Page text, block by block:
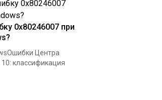
0x80246007 при
Центра
классификация